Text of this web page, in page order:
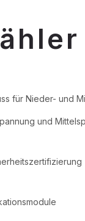
für Nieder- und
und